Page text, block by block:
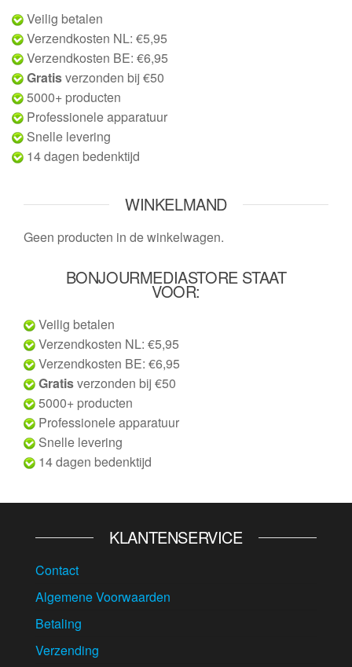
Veilig betalen
Verzendkosten NL: €5,95
Verzendkosten BE: €6,95
Gratisverzonden bij €50
5000+ producten
Professionele apparatuur
Snelle levering
14 dagen bedenktijd
WINKELMAND
Geen producten in de winkelwagen.
BONJOURMEDIASTORE STAAT
VOOR:
Veilig betalen
Verzendkosten NL: €5,95
Verzendkosten BE: €6,95
Gratisverzonden bij €50
5000+ producten
Professionele apparatuur
Snelle levering
14 dagen bedenktijd
KLANTENSERVICE
Contact
Algemene Voorwaarden
Betaling
Verzending